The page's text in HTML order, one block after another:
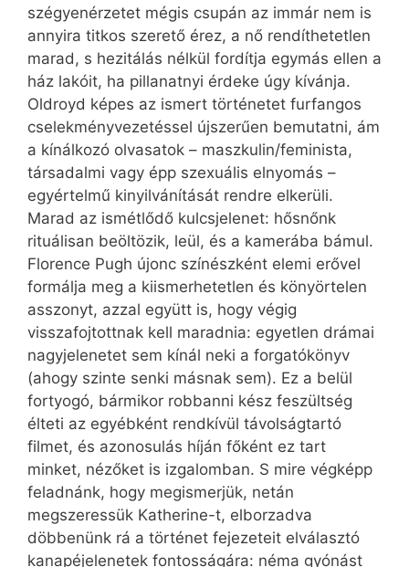
szégyenérzetet mégis csupán az immár nem is
annyira titkos szerető érez, a nő rendíthetetlen
marad, s hezitálás nélkül fordítja egymás ellen a
ház lakóit, ha pillanatnyi érdeke úgy kívánja.
Oldroyd képes az ismert történetet furfangos
cselekményvezetéssel újszerűen bemutatni, ám
a kínálkozó olvasatok – maszkulin/feminista,
társadalmi vagy épp szexuális elnyomás –
egyértelmű kinyilvánítását rendre elkerüli.
Marad az ismétlődő kulcsjelenet: hősnőnk
rituálisan beöltözik, leül, és a kamerába bámul.
Florence Pugh újonc színészként elemi erővel
formálja meg a kiismerhetetlen és könyörtelen
asszonyt, azzal együtt is, hogy végig
visszafojtottnak kell maradnia: egyetlen drámai
nagyjelenetet sem kínál neki a forgatókönyv
(ahogy szinte senki másnak sem). Ez a belül
fortyogó, bármikor robbanni kész feszültség
élteti az egyébként rendkívül távolságtartó
filmet, és azonosulás híján főként ez tart
minket, nézőket is izgalomban. S mire végképp
feladnánk, hogy megismerjük, netán
megszeressük Katherine-t, elborzadva
döbbenünk rá a történet fejezeteit elválasztó
kanapéjelenetek fontosságára: néma gyónást